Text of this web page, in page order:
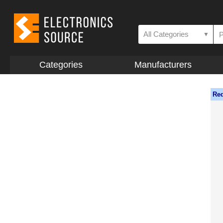
All Categories ▼
Categories Manufacturers